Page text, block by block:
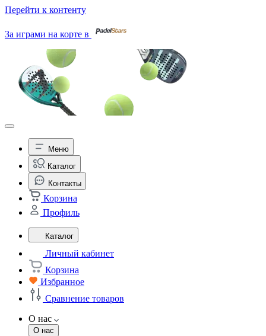
Перейти к контенту
За играми на корте в
Меню
Каталог
Контакты
Корзина
Профиль
Каталог
Личный кабинет
Корзина
Избранное
Сравнение товаров
О нас
О нас